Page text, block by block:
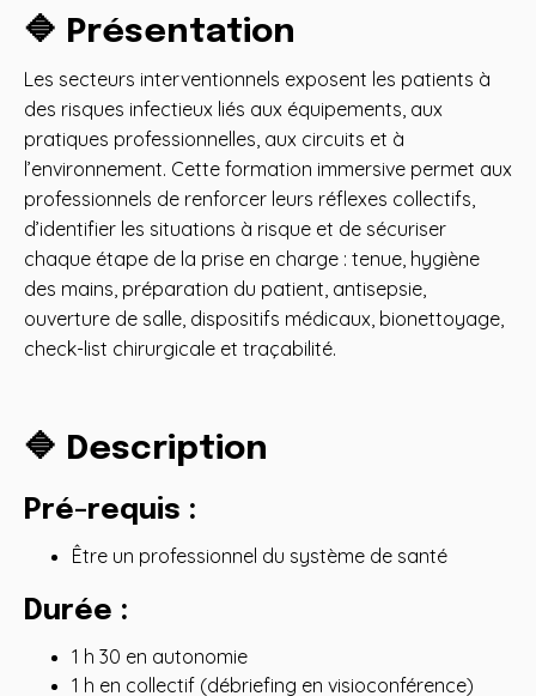
🔷 Présentation
Les secteurs interventionnels exposent les patients à
des risques infectieux liés aux équipements, aux
pratiques professionnelles, aux circuits et à
l’environnement. Cette formation immersive permet aux
professionnels de renforcer leurs réflexes collectifs,
d’identifier les situations à risque et de sécuriser
chaque étape de la prise en charge : tenue, hygiène
des mains, préparation du patient, antisepsie,
ouverture de salle, dispositifs médicaux, bionettoyage,
check-list chirurgicale et traçabilité.
🔷 Description
Pré-requis :
Être un professionnel du système de santé
Durée :
1 h 30 en autonomie
1 h en collectif (débriefing en visioconférence)